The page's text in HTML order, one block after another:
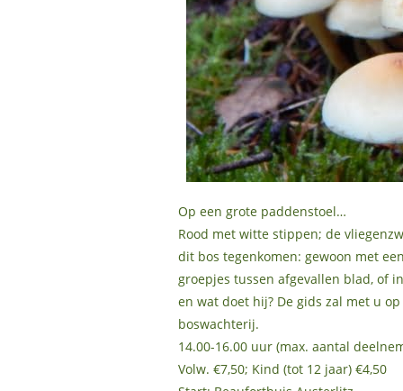
Op een grote paddenstoel…
Rood met witte stippen; de
dit bos tegenkomen: gewoon met
groepjes tussen afgevallen blad, of
en wat doet hij? De gids zal met u
boswachterij.
14.00-16.00 uur (max. aantal
Volw. €7,50; Kind (tot 12 jaar) €4,50